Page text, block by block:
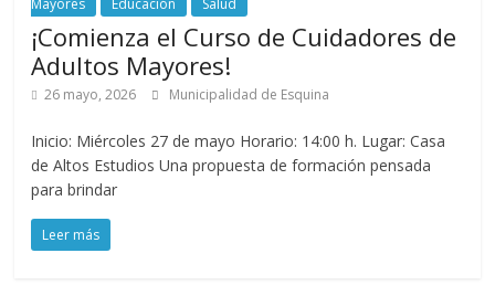
Mayores Educación Salud
¡Comienza el Curso de Cuidadores de
Adultos Mayores!
26 mayo, 2026 Municipalidad de Esquina
Inicio: Miércoles 27 de mayo Horario: 14:00 h. Lugar: Casa
de Altos Estudios Una propuesta de formación pensada
para brindar
Leer más